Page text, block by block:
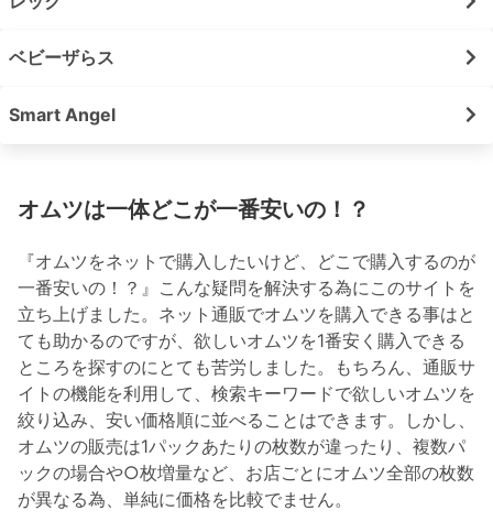
ベビーザらス
Smart Angel
オムツは一体どこが一番安いの！？
『オムツをネットで購入したいけど、どこで購入するのが
一番安いの！？』こんな疑問を解決する為にこのサイトを
立ち上げました。ネット通販でオムツを購入できる事はと
ても助かるのですが、欲しいオムツを1番安く購入できる
ところを探すのにとても苦労しました。もちろん、通販サ
イトの機能を利用して、検索キーワードで欲しいオムツを
絞り込み、安い価格順に並べることはできます。しかし、
オムツの販売は1パックあたりの枚数が違ったり、複数パ
ックの場合や○枚増量など、お店ごとにオムツ全部の枚数
が異なる為、単純に価格を比較でません。